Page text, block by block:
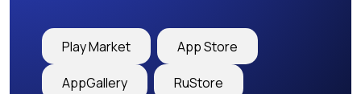
Play Market App Store
AppGallery RuStore